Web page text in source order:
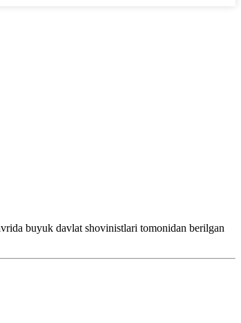
buyuk davlat shovinistlari tomonidan berilgan